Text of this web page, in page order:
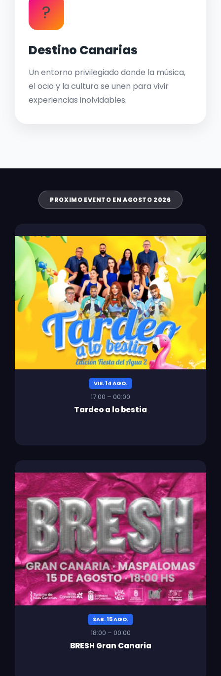
?
Destino Canarias
Un entorno privilegiado donde la música,
el ocio y la cultura se unen para vivir
experiencias inolvidables.
PROXIMO EVENTO EN AGOSTO 2026
VIE. 14 AGO.
17:00 – 00:00
Tardeo a lo bestia
SAB. 15 AGO.
18:00 – 00:00
BRESH Gran Canaria